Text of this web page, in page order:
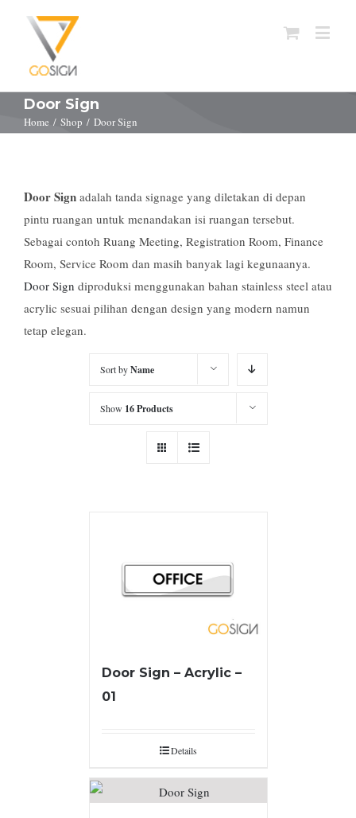
Door Sign
Home / Shop / Door Sign
Door Sign adalah tanda signage yang diletakan di depan
pintu ruangan untuk menandakan isi ruangan tersebut.
Sebagai contoh Ruang Meeting, Registration Room, Finance
Room, Service Room dan masih banyak lagi kegunaanya.
Door Sign diproduksi menggunakan bahan stainless steel atau
acrylic sesuai pilihan dengan design yang modern namun
tetap elegan.
Sort byName
Show 16 Products
Door Sign – Acrylic –
01
Details